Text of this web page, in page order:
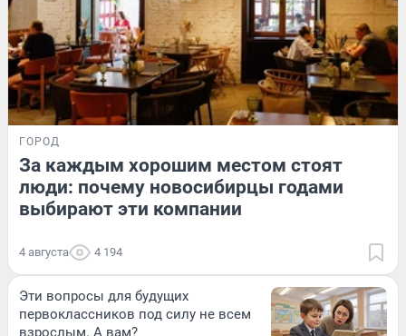
ГОРОД
За каждым хорошим местом стоят
люди: почему новосибирцы годами
выбирают эти компании
4 августа 4 194
Эти вопросы для будущих
первоклассников под силу не всем
взрослым. А вам?